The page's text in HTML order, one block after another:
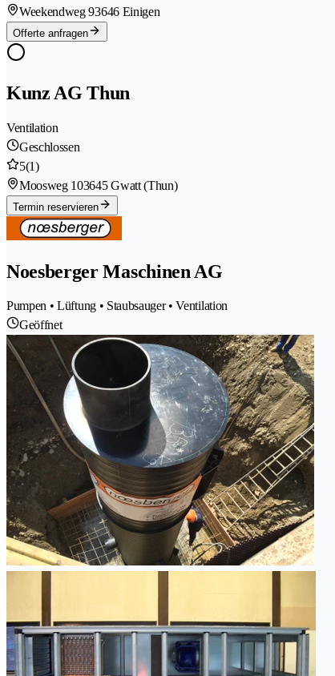
Weekendweg 93646 Einigen
Offerte anfragen
Kunz AG Thun
Ventilation
Geschlossen
5(1)
Moosweg 103645 Gwatt (Thun)
Termin reservieren
Noesberger Maschinen AG
Pumpen • Lüftung • Staubsauger • Ventilation
Geöffnet